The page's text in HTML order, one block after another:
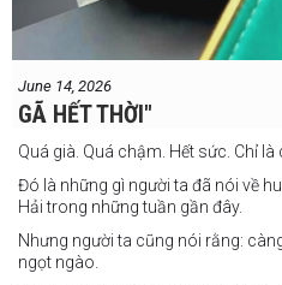
June 14, 2026
GÃ HẾT THỜI"
Quá già. Quá chậm. Hết sức. Chỉ
Đó là những gì người ta đã nói về
Hải trong những tuần gần đây.
Nhưng người ta cũng nói rằng:
ngọt ngào.